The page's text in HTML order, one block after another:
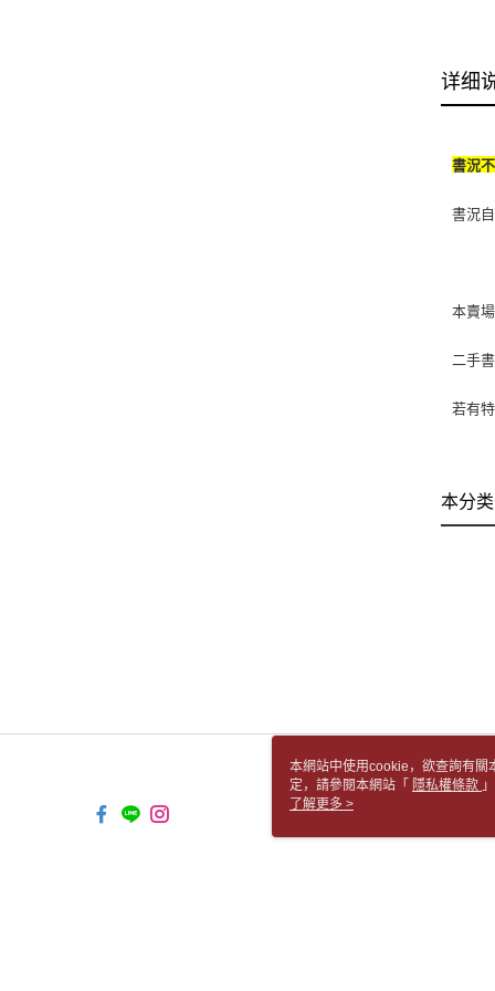
详细
書況
書況
本賣
二手
若有
本分
本網站中使用cookie，欲查詢有
定，請參閱本網站「 隱私權條款
cookie。
了解更多 >